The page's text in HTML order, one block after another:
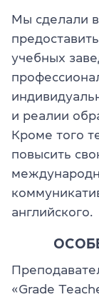
Мы сделали
учебных
и реалии
Кроме того
повысить
английского.
«Grade